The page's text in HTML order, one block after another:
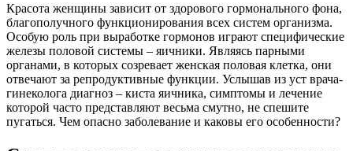
Красота женщины зависит от здорового гормонального фона,
благополучного функционирования всех систем организма.
Особую роль при выработке гормонов играют специфические
железы половой системы – яичники. Являясь парными
органами, в которых созревает женская половая клетка, они
отвечают за репродуктивные функции. Услышав из уст врача-
гинеколога диагноз – киста яичника, симптомы и лечение
которой часто представляют весьма смутно, не спешите
пугаться. Чем опасно заболевание и каковы его особенности?